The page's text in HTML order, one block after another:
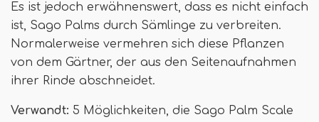
Es ist jedoch erwähnenswert, dass es nicht einfach
ist, Sago Palms durch Sämlinge zu verbreiten.
Normalerweise vermehren sich diese Pflanzen
von dem Gärtner, der aus den Seitenaufnahmen
ihrer Rinde abschneidet.
Verwandt: 5 Möglichkeiten, die Sago Palm Scale